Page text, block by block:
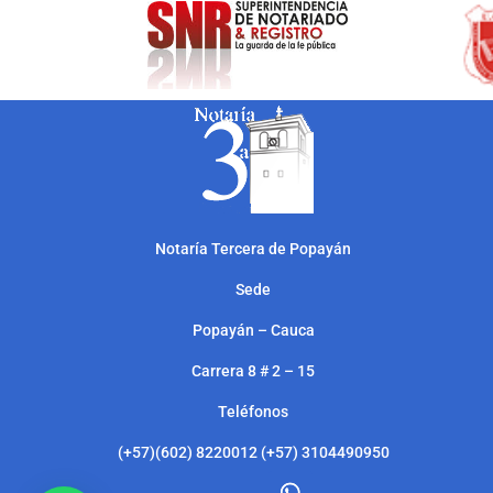
Notaría Tercera de Popayán
Sede
Popayán – Cauca
Carrera 8 # 2 – 15
Teléfonos
(+57)(602) 8220012 (+57) 3104490950